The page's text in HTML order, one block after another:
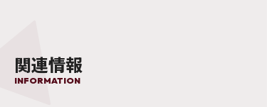
関連情報
INFORMATION